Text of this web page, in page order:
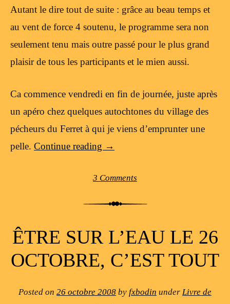
Autant le dire tout de suite : grâce au beau temps et
au vent de force 4 soutenu, le programme sera non
seulement tenu mais outre passé pour le plus grand
plaisir de tous les participants et le mien aussi.
Ca commence vendredi en fin de journée, juste après
un apéro chez quelques autochtones du village des
pécheurs du Ferret à qui je viens d’emprunter une
pelle. Continue reading →
3 Comments
ÊTRE SUR L’EAU LE 26
OCTOBRE, C’EST TOUT
Posted on 26 octobre 2008 by fxbodin under Livre de